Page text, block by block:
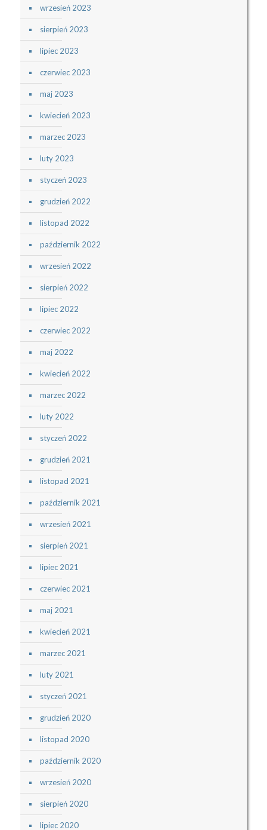
wrzesień 2023
sierpień 2023
lipiec 2023
czerwiec 2023
maj 2023
kwiecień 2023
marzec 2023
luty 2023
styczeń 2023
grudzień 2022
listopad 2022
październik 2022
wrzesień 2022
sierpień 2022
lipiec 2022
czerwiec 2022
maj 2022
kwiecień 2022
marzec 2022
luty 2022
styczeń 2022
grudzień 2021
listopad 2021
październik 2021
wrzesień 2021
sierpień 2021
lipiec 2021
czerwiec 2021
maj 2021
kwiecień 2021
marzec 2021
luty 2021
styczeń 2021
grudzień 2020
listopad 2020
październik 2020
wrzesień 2020
sierpień 2020
lipiec 2020